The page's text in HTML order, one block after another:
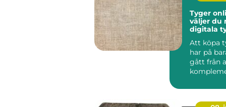
Tyger
väljer du
digitala
Att köpa
har på
gått från